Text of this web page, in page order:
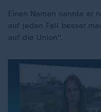
Einen Namen nannte er
auf jeden Fall besser
auf die Union".